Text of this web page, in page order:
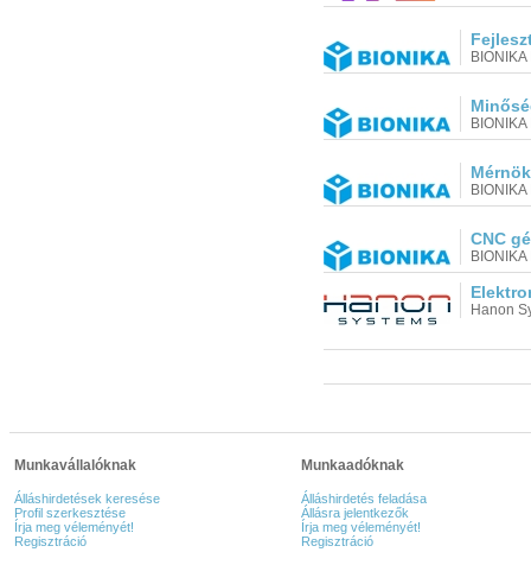
CNC
Hanon
Munkavállalóknak
Álláshirdetések keresése
Profil szerkesztése
Írja meg véleményét!
Regisztráció
Munkaadóknak
Álláshirdetés feladása
Állásra jelentkezők
Írja meg véleményét!
Regisztráció